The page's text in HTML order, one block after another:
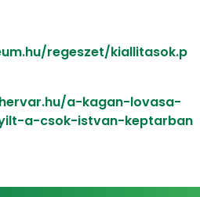
regeszet/kiallitasok.p
a-kagan-lovasa-
a-csok-istvan-keptarban